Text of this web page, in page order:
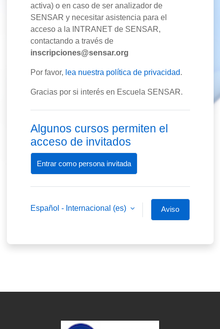
activa) o en caso de ser analizador de
SENSAR y necesitar asistencia para el
acceso a la INTRANET de SENSAR,
contactando a través de
inscripciones@sensar.org
Por favor, lea nuestra política de privacidad.
Gracias por si interés en Escuela SENSAR.
Algunos cursos permiten el
acceso de invitados
Entrar como persona invitada
Español - Internacional ‎(es)‎
Aviso